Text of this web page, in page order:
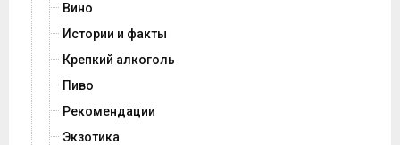
Вино
Истории и факты
Крепкий алкоголь
Пиво
Рекомендации
Экзотика